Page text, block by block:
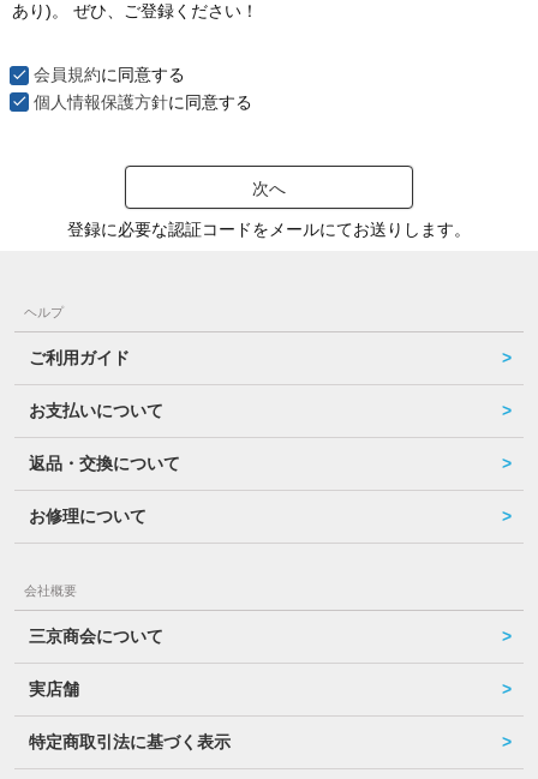
あり)。 ぜひ、ご登録ください！
会員規約に同意する
個人情報保護方針に同意する
次へ
登録に必要な認証コードをメールにてお送りします。
ヘルプ
ご利用ガイド
お支払いについて
返品・交換について
お修理について
会社概要
三京商会について
実店舗
特定商取引法に基づく表示